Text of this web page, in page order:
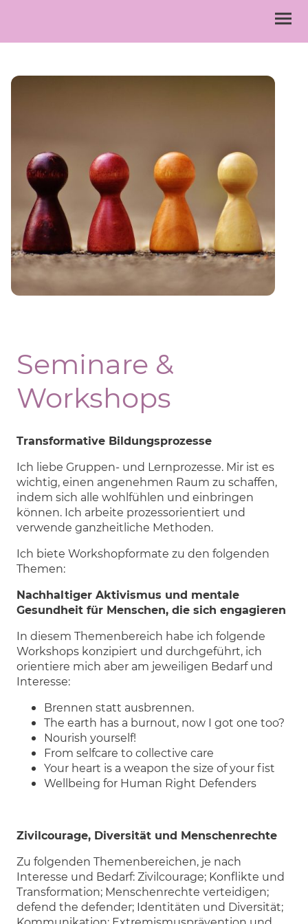
Seminare &
Workshops
Transformative Bildungsprozesse
Ich liebe Gruppen- und Lernprozesse. Mir ist es
wichtig, einen angenehmen Raum zu schaffen,
indem sich alle wohlfühlen und einbringen
können. Ich arbeite prozessorientiert und
verwende ganzheitliche Methoden.
Ich biete Workshopformate zu den folgenden
Themen:
Nachhaltiger Aktivismus und mentale
Gesundheit für Menschen, die sich engagieren
In diesem Themenbereich habe ich folgende
Workshops konzipiert und durchgeführt, ich
orientiere mich aber am jeweiligen Bedarf und
Interesse:
Brennen statt ausbrennen.
The earth has a burnout, now I got one too?
Nourish yourself!
From selfcare to collective care
Your heart is a weapon the size of your fist
Wellbeing for Human Right Defenders
Zivilcourage, Diversität und Menschenrechte
Zu folgenden Themenbereichen, je nach
Interesse und Bedarf: Zivilcourage; Konflikte und
Transformation; Menschenrechte verteidigen;
defend the defender; Identitäten und Diversität;